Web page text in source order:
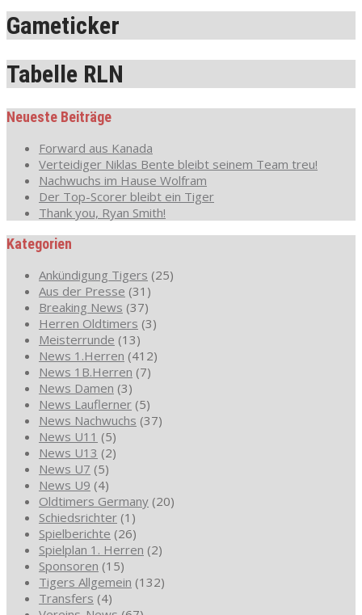
Gameticker
Tabelle RLN
Neueste Beiträge
Forward aus Kanada
Verteidiger Niklas Bente bleibt seinem Team treu!
Nachwuchs im Hause Wolfram
Der Top-Scorer bleibt ein Tiger
Thank you, Ryan Smith!
Kategorien
Ankündigung Tigers (25)
Aus der Presse (31)
Breaking News (37)
Herren Oldtimers (3)
Meisterrunde (13)
News 1.Herren (412)
News 1B.Herren (7)
News Damen (3)
News Lauflerner (5)
News Nachwuchs (37)
News U11 (5)
News U13 (2)
News U7 (5)
News U9 (4)
Oldtimers Germany (20)
Schiedsrichter (1)
Spielberichte (26)
Spielplan 1. Herren (2)
Sponsoren (15)
Tigers Allgemein (132)
Transfers (4)